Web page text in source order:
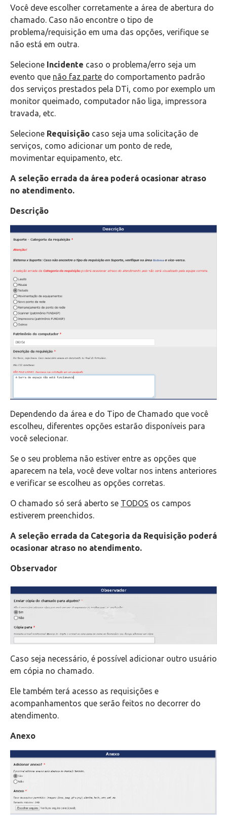
Você deve escolher corretamente a área de abertura do
chamado. Caso não encontre o tipo de
problema/requisição em uma das opções, verifique se
não está em outra.
Selecione Incidente caso o problema/erro seja um
evento que não faz parte do comportamento padrão
dos serviços prestados pela DTi, como por exemplo um
monitor queimado, computador não liga, impressora
travada, etc.
Selecione Requisição caso seja uma solicitação de
serviços, como adicionar um ponto de rede,
movimentar equipamento, etc.
A seleção errada da área poderá ocasionar atraso
no atendimento.
Descrição
Dependendo da área e do Tipo de Chamado que você
escolheu, diferentes opções estarão disponíveis para
você selecionar.
Se o seu problema não estiver entre as opções que
aparecem na tela, você deve voltar nos intens anteriores
e verificar se escolheu as opções corretas.
O chamado só será aberto se TODOS os campos
estiverem preenchidos.
A seleção errada da Categoria da Requisição poderá
ocasionar atraso no atendimento.
Observador
Caso seja necessário, é possível adicionar outro usuário
em cópia no chamado.
Ele também terá acesso as requisições e
acompanhamentos que serão feitos no decorrer do
atendimento.
Anexo